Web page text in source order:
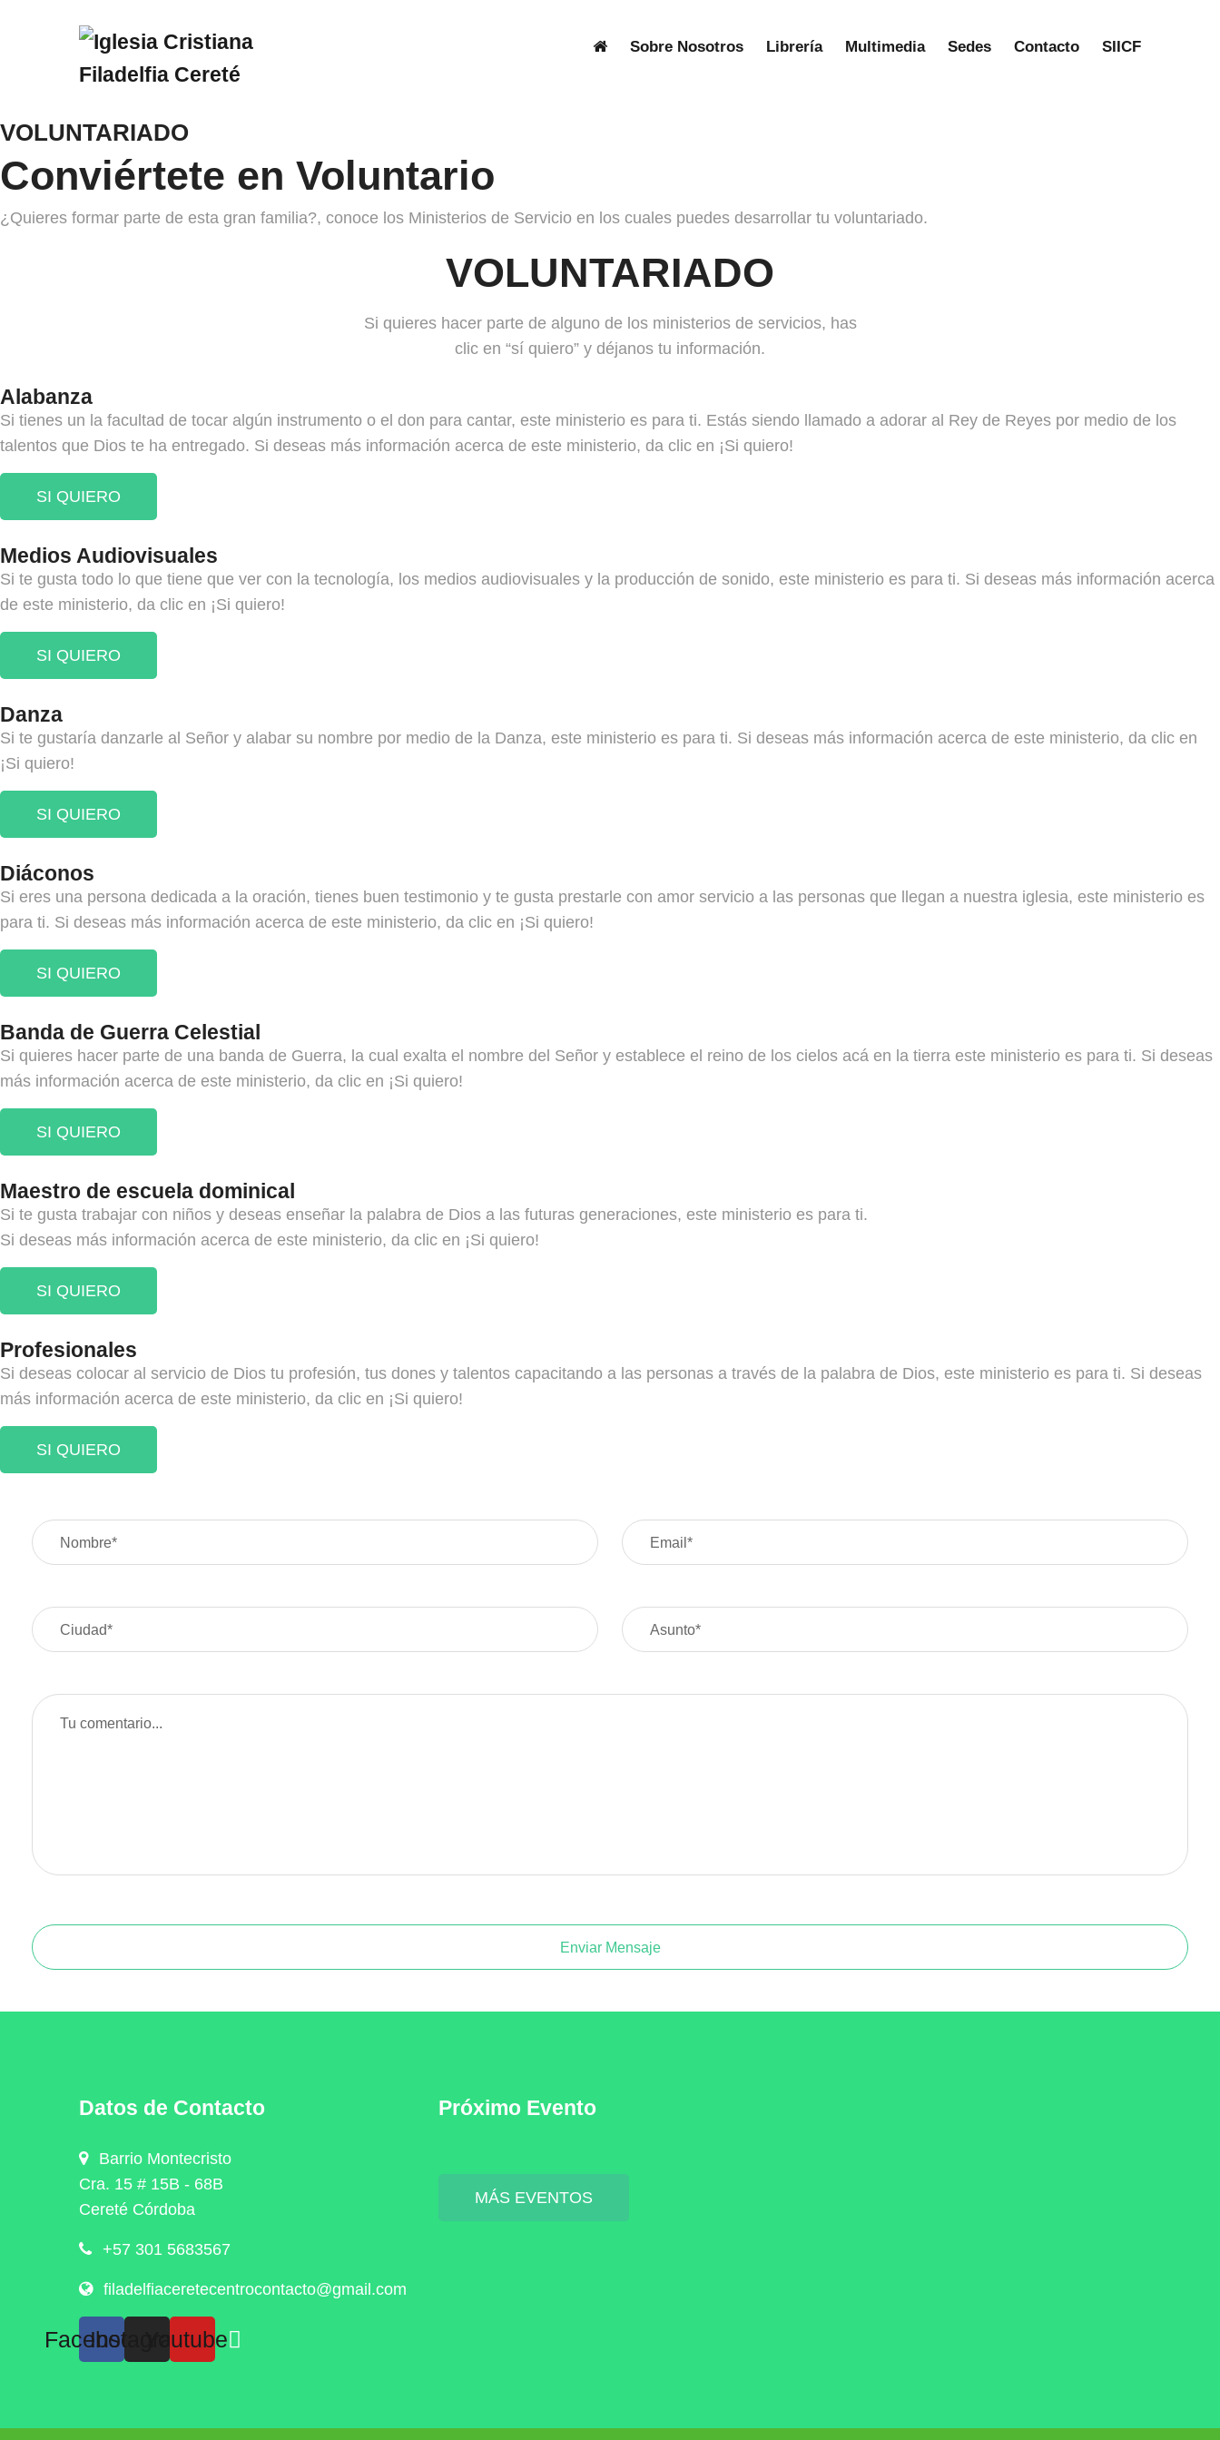
Sobre Nosotros Librería Multimedia Sedes Contacto SIICF
VOLUNTARIADO
Conviértete en Voluntario
¿Quieres formar parte de esta gran familia?, conoce los Ministerios de Servicio en los cuales puedes desarrollar tu voluntariado.
VOLUNTARIADO
Si quieres hacer parte de alguno de los ministerios de servicios, has
clic en “sí quiero” y déjanos tu información.
Alabanza
Si tienes un la facultad de tocar algún instrumento o el don para cantar, este ministerio es para ti. Estás siendo llamado a adorar al Rey de Reyes por medio de los
talentos que Dios te ha entregado. Si deseas más información acerca de este ministerio, da clic en ¡Si quiero!
SI QUIERO
Medios Audiovisuales
Si te gusta todo lo que tiene que ver con la tecnología, los medios audiovisuales y la producción de sonido, este ministerio es para ti. Si deseas más información acerca
de este ministerio, da clic en ¡Si quiero!
SI QUIERO
Danza
Si te gustaría danzarle al Señor y alabar su nombre por medio de la Danza, este ministerio es para ti. Si deseas más información acerca de este ministerio, da clic en
¡Si quiero!
SI QUIERO
Diáconos
Si eres una persona dedicada a la oración, tienes buen testimonio y te gusta prestarle con amor servicio a las personas que llegan a nuestra iglesia, este ministerio es
para ti. Si deseas más información acerca de este ministerio, da clic en ¡Si quiero!
SI QUIERO
Banda de Guerra Celestial
Si quieres hacer parte de una banda de Guerra, la cual exalta el nombre del Señor y establece el reino de los cielos acá en la tierra este ministerio es para ti. Si deseas
más información acerca de este ministerio, da clic en ¡Si quiero!
SI QUIERO
Maestro de escuela dominical
Si te gusta trabajar con niños y deseas enseñar la palabra de Dios a las futuras generaciones, este ministerio es para ti.
Si deseas más información acerca de este ministerio, da clic en ¡Si quiero!
SI QUIERO
Profesionales
Si deseas colocar al servicio de Dios tu profesión, tus dones y talentos capacitando a las personas a través de la palabra de Dios, este ministerio es para ti. Si deseas
más información acerca de este ministerio, da clic en ¡Si quiero!
SI QUIERO
Datos de Contacto
Barrio Montecristo
Cra. 15 # 15B - 68B
Cereté Córdoba
+57 301 5683567
filadelfiaceretecentrocontacto@gmail.com
FacebookInstagramYoutube
Próximo Evento
Congreso de Damas
MÁS EVENTOS